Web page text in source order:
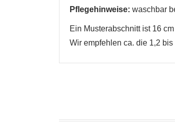
Pflegehinweise: waschbar
Ein Musterabschnitt ist 16
Wir empfehlen ca. die 1,2
Abbrechen